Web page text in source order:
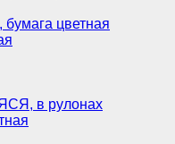
цветная
в рулонах